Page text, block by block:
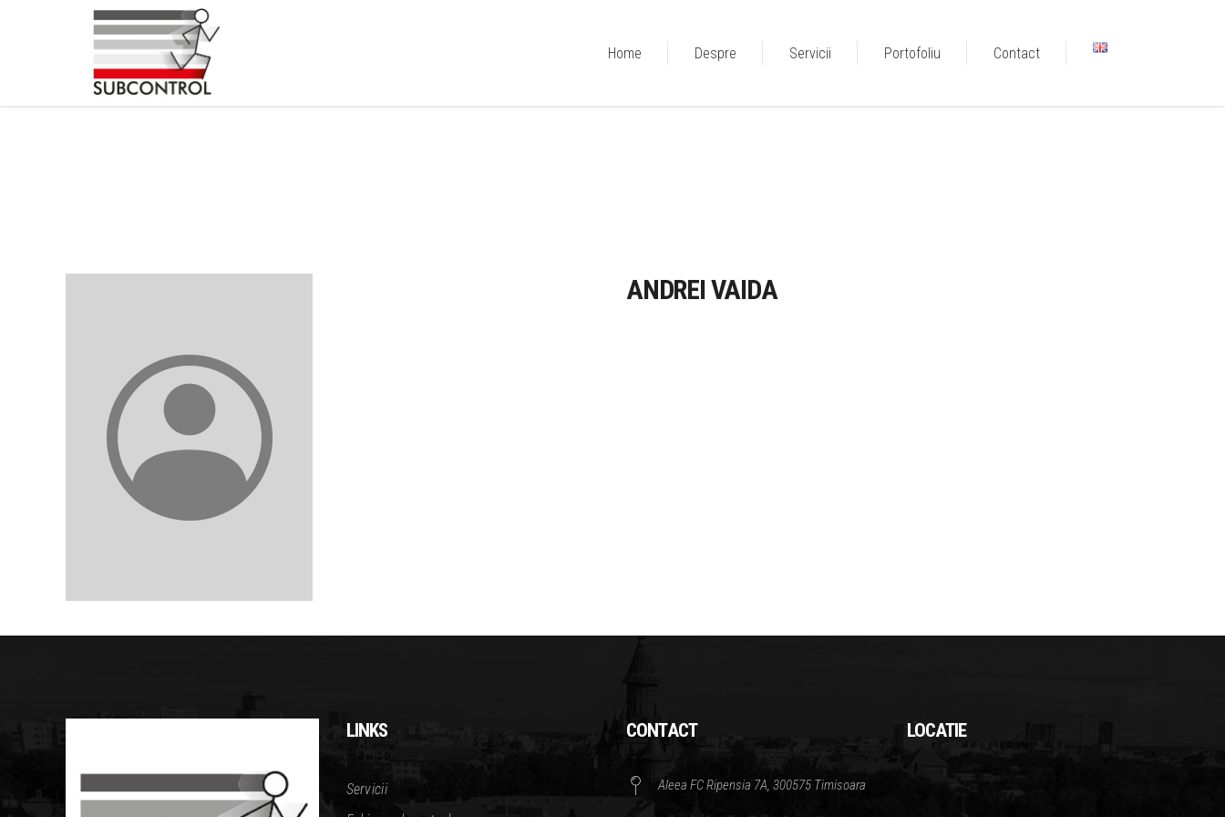
Home Despre Servicii Portofoliu Contact
ANDREI VAIDA
LINKS
Servicii
CONTACT
Aleea FC Ripensia 7A, 300575 Timisoara
LOCATIE